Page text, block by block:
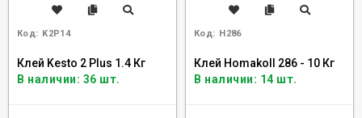
Код: K2P14
Клей Kesto 2 Plus 1.4 Кг
В наличии: 36 шт.
Код: H286
Клей Homakoll 286 - 10 Кг
В наличии: 14 шт.